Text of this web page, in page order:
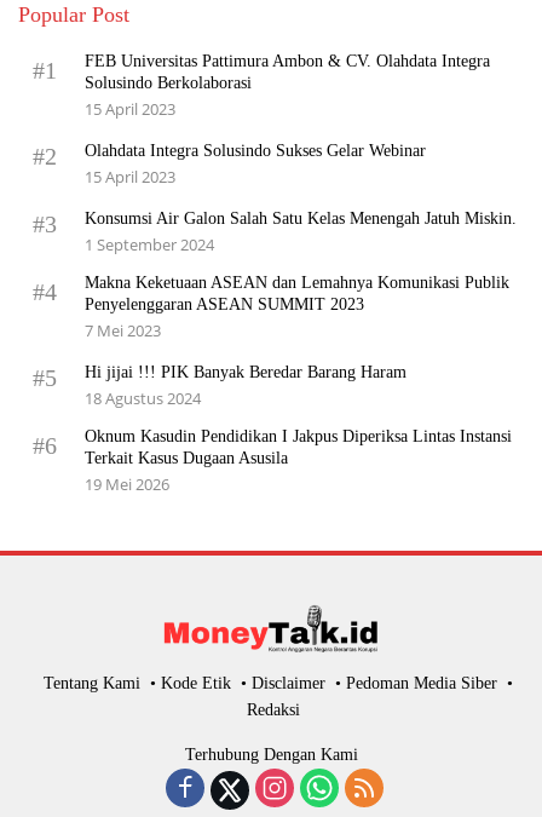
Popular Post
#1
FEB Universitas Pattimura Ambon & CV. Olahdata Integra
Solusindo Berkolaborasi
15 April 2023
#2 Olahdata Integra Solusindo Sukses Gelar Webinar
15 April 2023
#3 Konsumsi Air Galon Salah Satu Kelas Menengah Jatuh Miskin.
1 September 2024
#4
Makna Keketuaan ASEAN dan Lemahnya Komunikasi Publik
Penyelenggaran ASEAN SUMMIT 2023
7 Mei 2023
#5 Hi jijai !!! PIK Banyak Beredar Barang Haram
18 Agustus 2024
#6
Oknum Kasudin Pendidikan I Jakpus Diperiksa Lintas Instansi
Terkait Kasus Dugaan Asusila
19 Mei 2026
Tentang Kami Kode Etik Disclaimer
Pedoman Media Siber
Redaksi
Terhubung Dengan Kami